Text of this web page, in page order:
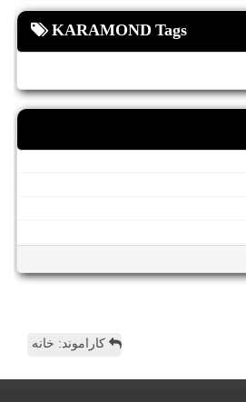
KARAMOND Tags
کاراموند: خانه